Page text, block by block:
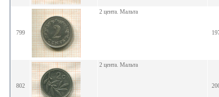
799
2 цента. Мальта
802
2 цента. Мальта